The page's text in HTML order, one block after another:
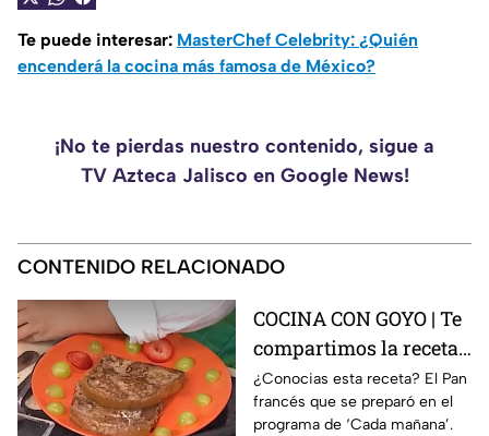
Te puede interesar: MasterChef Celebrity: ¿Quién
encenderá la cocina más famosa de México?
¡No te pierdas nuestro contenido, sigue a
TV Azteca Jalisco en Google News!
CONTENIDO RELACIONADO
COCINA CON GOYO | Te
compartimos la receta
de un delicioso pan
francés
¿Conocias esta receta? El Pan
francés que se preparó en el
programa de ‘Cada mañana’.